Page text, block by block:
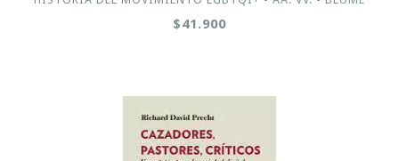
$41.900